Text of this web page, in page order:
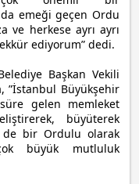
emeği geçen Ordu
ve herkese ayrı ayrı
ediyorum” dedi.
Başkan Vekili
”İstanbul Büyükşehir
gelen memleket
büyüterek
de bir Ordulu olarak
büyük mutluluk